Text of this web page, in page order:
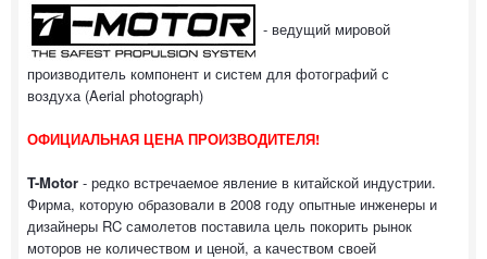
- ведущий мировой
производитель компонент и систем для фотографий с
воздуха (Aerial photograph)
ОФИЦИАЛЬНАЯ ЦЕНА ПРОИЗВОДИТЕЛЯ!
T-Motor - редко встречаемое явление в китайской индустрии.
Фирма, которую образовали в 2008 году опытные инженеры и
дизайнеры RC самолетов поставила цель покорить рынок
моторов не количеством и ценой, а качеством своей